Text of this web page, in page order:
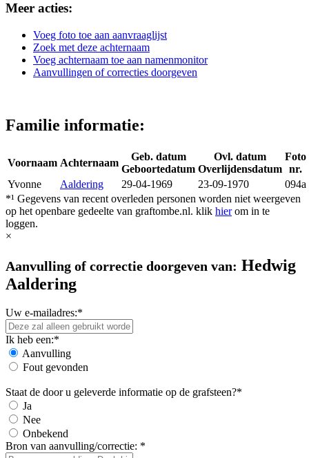
Meer acties:
Voeg foto toe aan aanvraaglijst
Zoek met deze achternaam
Voeg achternaam toe aan namenmonitor
Aanvullingen of correcties doorgeven
Familie informatie:
Voornaam Achternaam
Geb. datum
Geboortedatum
Ovl. datum
Overlijdensdatum
Foto
nr.
Yvonne
Aaldering 29-04-1969 23-09-1970
094a
*¹ Gegevens van recent overleden personen worden niet weergeven
op het openbare gedeelte van graftombe.nl. klik hierom in te
loggen.
×
Aanvulling of correctie doorgeven van: Hedwig
Aaldering
Uw e-mailadres:*
Ik heb een:*
Aanvulling
Fout gevonden
Staat de door u geleverde informatie op de grafsteen?*
Ja
Nee
Onbekend
Bron van aanvulling/correctie: *